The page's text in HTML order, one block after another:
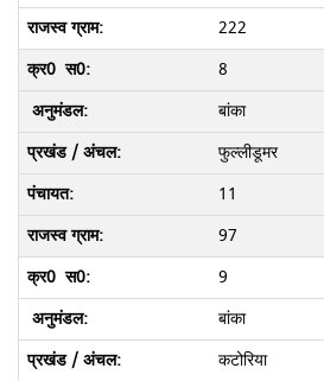
222
8
बांका
फुल्लीडूमर
11
97
9
बांका
कटोरिया